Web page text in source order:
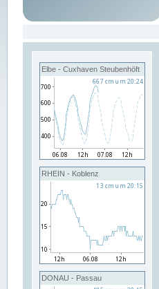
Elbe - Cuxhaven Steubenhöft
RHEIN - Koblenz
DONAU - Passau